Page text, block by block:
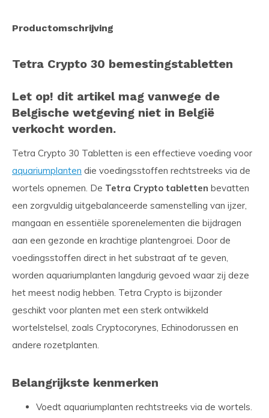
Productomschrijving
Tetra Crypto 30 bemestingstabletten
Let op! dit artikel mag vanwege de
Belgische wetgeving niet in België
verkocht worden.
Tetra Crypto 30 Tabletten is een effectieve voeding voor
aquariumplanten die voedingsstoffen rechtstreeks via de
wortels opnemen. De Tetra Crypto tabletten bevatten
een zorgvuldig uitgebalanceerde samenstelling van ijzer,
mangaan en essentiële sporenelementen die bijdragen
aan een gezonde en krachtige plantengroei. Door de
voedingsstoffen direct in het substraat af te geven,
worden aquariumplanten langdurig gevoed waar zij deze
het meest nodig hebben. Tetra Crypto is bijzonder
geschikt voor planten met een sterk ontwikkeld
wortelstelsel, zoals Cryptocorynes, Echinodorussen en
andere rozetplanten.
Belangrijkste kenmerken
Voedt aquariumplanten rechtstreeks via de wortels.